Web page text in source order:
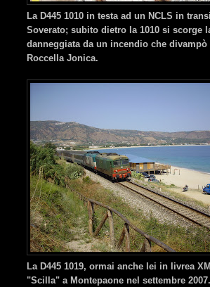
La D445 1010 in testa ad un NCLS in
Soverato; subito dietro la 1010 si scorge
danneggiata da un incendio che
Roccella Jonica.
La D445 1019, ormai anche lei in livrea
"Scilla" a Montepaone nel settembre 2007.